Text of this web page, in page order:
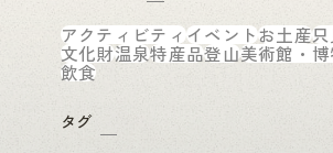
アクティビティイベントお土産
文化財温泉特産品登山美術館・
飲食
タグ